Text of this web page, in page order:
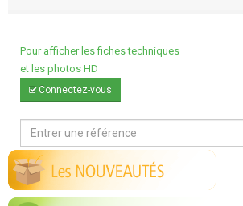
Pour afficher les fiches techniques
et les photos HD
Connectez-vous